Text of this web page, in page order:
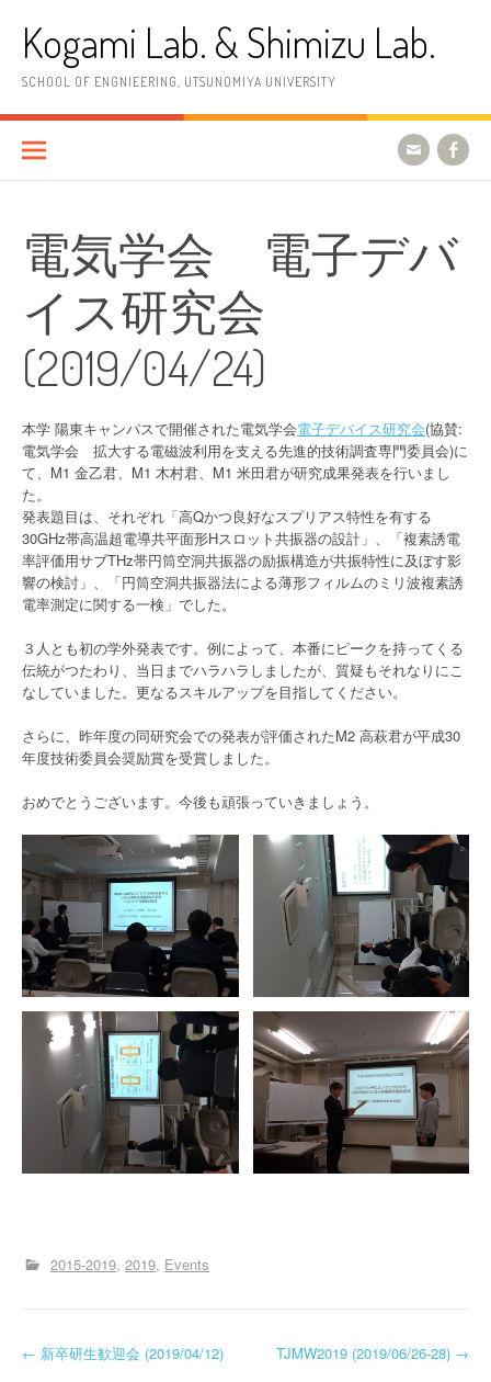
へ
ッ
Kogami Lab. & Shimizu Lab.
SCHOOL OF ENGNIEERING, UTSUNOMIYA UNIVERSITY
電気学会 電子デバ
イス研究会
(2019/04/24)
本学 陽東キャンパスで開催された電気学会電子デバイス研究会(協賛:
電気学会 拡大する電磁波利用を支える先進的技術調査専門委員会)に
て、M1 金乙君、M1 木村君、M1 米田君が研究成果発表を行いまし
た。
発表題目は、それぞれ「高Qかつ良好なスプリアス特性を有する
30GHz帯高温超電導共平面形Hスロット共振器の設計」、「複素誘電
率評価用サブTHz帯円筒空洞共振器の励振構造が共振特性に及ぼす影
響の検討」、「円筒空洞共振器法による薄形フィルムのミリ波複素誘
電率測定に関する一検」でした。
３人とも初の学外発表です。例によって、本番にピークを持ってくる
伝統がつたわり、当日までハラハラしましたが、質疑もそれなりにこ
なしていました。更なるスキルアップを目指してください。
さらに、昨年度の同研究会での発表が評価されたM2 高萩君が平成30
年度技術委員会奨励賞を受賞しました。
おめでとうございます。今後も頑張っていきましょう。
2015-2019 2019 Events
投
← 新卒研生歓迎会 (2019/04/12) TJMW2019 (2019/06/26-28) →